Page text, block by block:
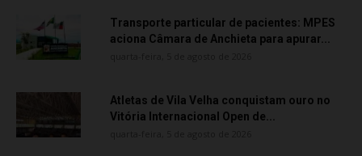
Transporte particular de pacientes: MPES
aciona Câmara de Anchieta para apurar...
Atletas de Vila Velha conquistam ouro no
Vitória Internacional Open de...